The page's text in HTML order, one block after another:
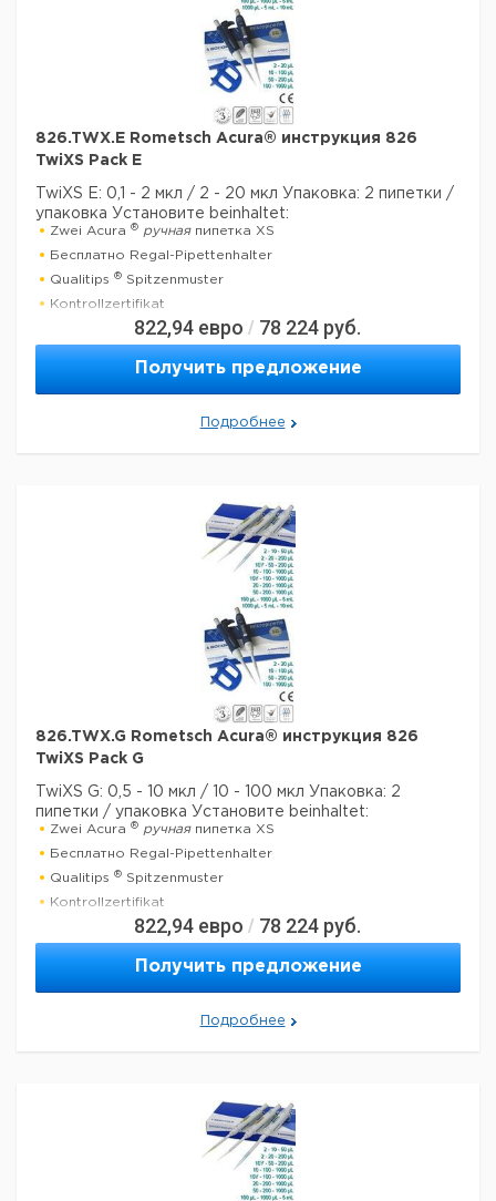
826.TWX.E Rometsch Acura® инструкция 826
TwiXS Pack E
TwiXS E: 0,1 - 2 мкл / 2 - 20 мкл Упаковка: 2 пипетки /
упаковка Установите beinhaltet:
Zwei Acura ® ручнаяпипетка XS
Бесплатно Regal-Pipettenhalter
Qualitips
®
Spitzenmuster
Kontrollzertifikat
Betriebsanweisung
Технические данные:
Минимальный объем: 100 нл
2 мкл
822,94 евро / 78 224 руб.
Получить предложение
Подробнее
826.TWX.G Rometsch Acura® инструкция 826
TwiXS Pack G
TwiXS G: 0,5 - 10 мкл / 10 - 100 мкл Упаковка: 2
пипетки / упаковка Установите beinhaltet:
Zwei Acura ® ручнаяпипетка XS
Бесплатно Regal-Pipettenhalter
Qualitips
®
Spitzenmuster
Kontrollzertifikat
Betriebsanweisung
Технические данные:
Минимальный объем: 500 нл
10 мкл
822,94 евро / 78 224 руб.
Получить предложение
Подробнее